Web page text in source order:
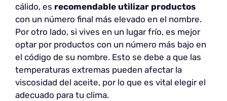
cálido, es recomendable utilizar productos
con un número final más elevado en el nombre.
Por otro lado, si vives en un lugar frío, es mejor
optar por productos con un número más bajo en
el código de su nombre. Esto se debe a que las
temperaturas extremas pueden afectar la
viscosidad del aceite, por lo que es vital elegir el
adecuado para tu clima.